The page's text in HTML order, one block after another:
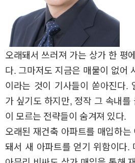
오래돼서 쓰러져 가는 상가 한 평
다. 그마저도 지금은 매물이 없어
이라는 것이 기사들이 쏟아진다.
가 싶기도 하지만, 정작 그 속내를
이 모르는 전략들이 숨겨져 있다.
오래된 재건축 아파트를 매입하
돼서 새 아파트를 얻기 위함이다.